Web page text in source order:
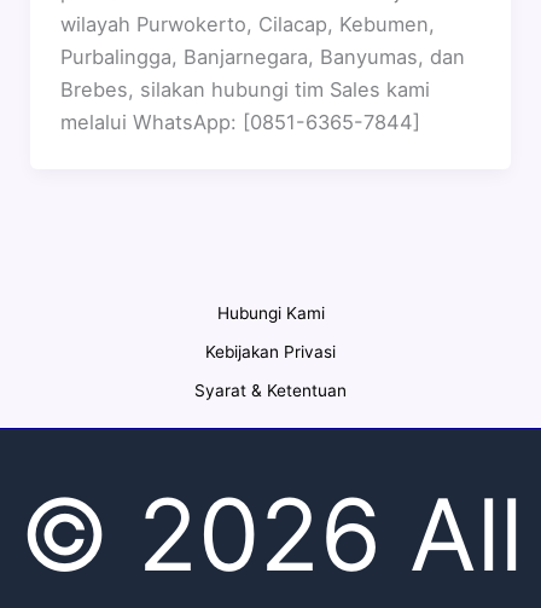
wilayah Purwokerto, Cilacap, Kebumen,
Purbalingga, Banjarnegara, Banyumas, dan
Brebes, silakan hubungi tim Sales kami
melalui WhatsApp: [0851-6365-7844]
Hubungi Kami
Kebijakan Privasi
Syarat & Ketentuan
© 2026 All